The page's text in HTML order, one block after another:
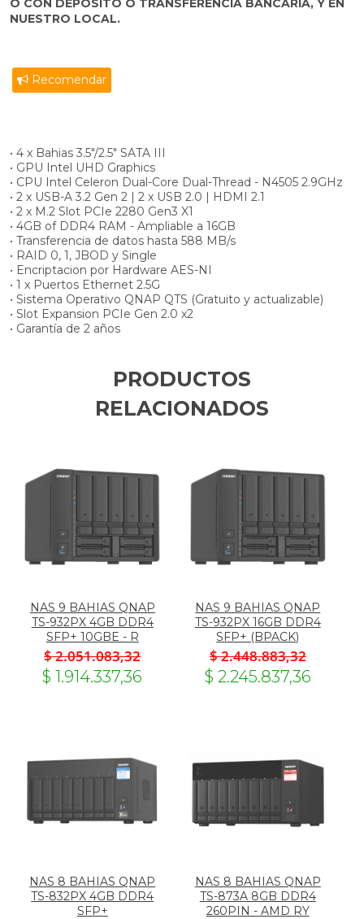
O CON DEPOSITO O TRANSFERENCIA BANCARIA, Y EN
NUESTRO LOCAL.
Recomendar
• 4 x Bahias 3.5"/2.5" SATA III
• GPU Intel UHD Graphics
• CPU Intel Celeron Dual-Core Dual-Thread - N4505 2.9GHz
• 2 x USB-A 3.2 Gen 2 | 2 x USB 2.0 | HDMI 2.1
• 2 x M.2 Slot PCIe 2280 Gen3 X1
• 4GB of DDR4 RAM - Ampliable a 16GB
• Transferencia de datos hasta 588 MB/s
• RAID 0, 1, JBOD y Single
• Encriptacion por Hardware AES-NI
• 1 x Puertos Ethernet 2.5G
• Sistema Operativo QNAP QTS (Gratuito y actualizable)
• Slot Expansion PCIe Gen 2.0 x2
• Garantía de 2 años
PRODUCTOS
RELACIONADOS
NAS 9 BAHIAS QNAP
TS-932PX 4GB DDR4
SFP+ 10GBE - R
$ 2.051.083,32
$ 1.914.337,36
NAS 9 BAHIAS QNAP
TS-932PX 16GB DDR4
SFP+ (BPACK)
$ 2.448.883,32
$ 2.245.837,36
NAS 8 BAHIAS QNAP
TS-832PX 4GB DDR4
SFP+
NAS 8 BAHIAS QNAP
TS-873A 8GB DDR4
260PIN - AMD RY